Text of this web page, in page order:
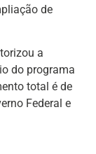
de
a
do programa
total é de
Federal e